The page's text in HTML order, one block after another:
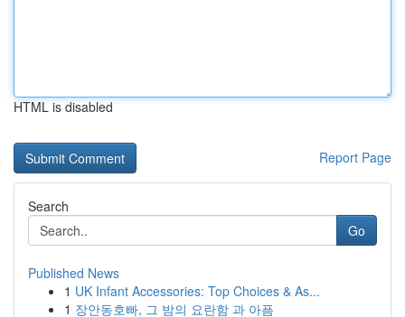
HTML is disabled
Report Page
Search
Go
Published News
1 UK Infant Accessories: Top Choices & As...
1 장안동호빠, 그 밤의 요란함 과 아픔